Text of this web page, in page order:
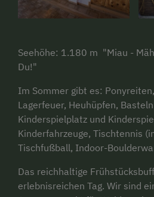
Seehöhe: 1.180 m "Miau -
Du!"
Im Sommer gibt es:
Lagerfeuer, Heuhüpfen,
Kinderspielplatz und
Kinderfahrzeuge, Tischtennis
Tischfußball, Indoor-
Das reichhaltige
erlebnisreichen Tag. Wir sind